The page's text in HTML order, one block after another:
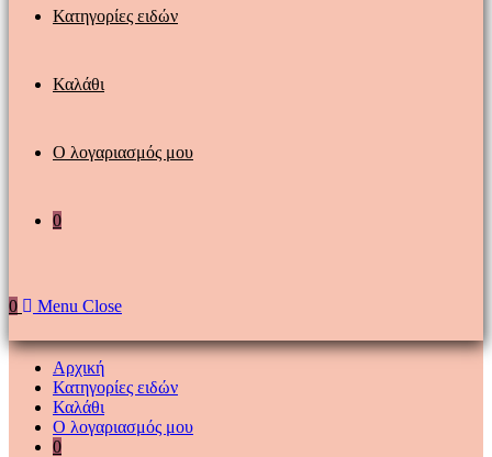
Κατηγορίες ειδών
Καλάθι
Ο λογαριασμός μου
0
0 Menu Close
Αρχική
Κατηγορίες ειδών
Καλάθι
Ο λογαριασμός μου
0